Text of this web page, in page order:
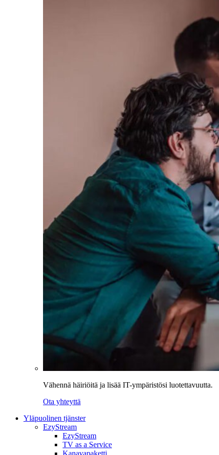
Vähennä häiriöitä ja lisää IT-ympäristösi luotettavuutta.
Ota yhteyttä
Yläpuolinen tjänster
EzyStream
EzyStream
TV as a Service